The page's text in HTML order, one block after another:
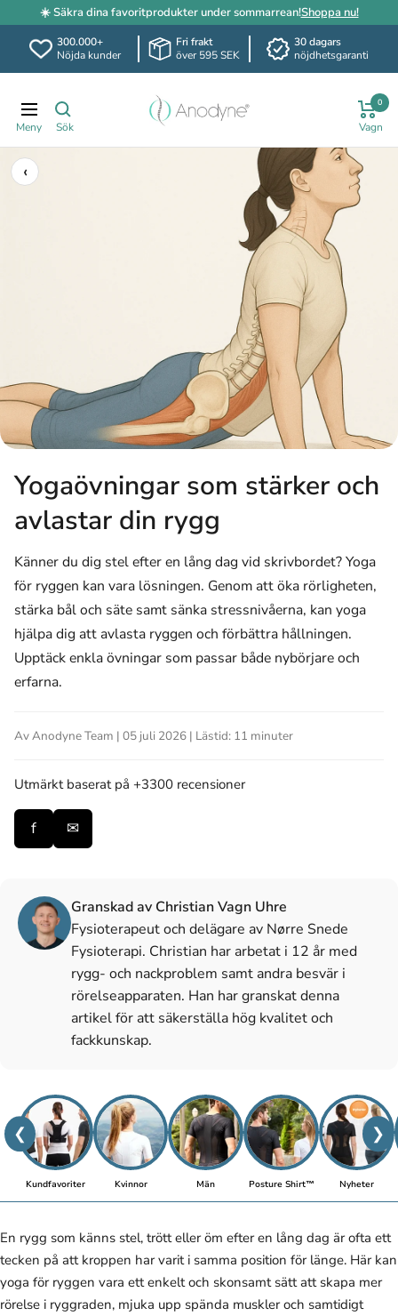
☀️ Säkra dina favoritprodukter under sommarrean!Shoppa nu!
300.000+
Nöjda kunder
Fri frakt
över 595 SEK
30 dagars
nöjdhetsgaranti
innehållet
Navigering
Anodyne.se 0
‹
Yogaövningar som stärker och
avlastar din rygg
Känner du dig stel efter en lång dag vid skrivbordet? Yoga
för ryggen kan vara lösningen. Genom att öka rörligheten,
stärka bål och säte samt sänka stressnivåerna, kan yoga
hjälpa dig att avlasta ryggen och förbättra hållningen.
Upptäck enkla övningar som passar både nybörjare och
erfarna.
Av Anodyne Team | 05 juli 2026 | Lästid: 11 minuter
Utmärkt baserat på +3300 recensioner
f ✉
Granskad av Christian Vagn Uhre
Fysioterapeut och delägare av Nørre Snede
Fysioterapi. Christian har arbetat i 12 år med
rygg- och nackproblem samt andra besvär i
rörelseapparaten. Han har granskat denna
artikel för att säkerställa hög kvalitet och
fackkunskap.
❮ ❯
Kundfavoriter Kvinnor Män Posture Shirt™ Nyheter
En rygg som känns stel, trött eller öm efter en lång dag är ofta ett
tecken på att kroppen har varit i samma position för länge. Här kan
yoga för ryggen vara ett enkelt och skonsamt sätt att skapa mer
rörelse i ryggraden, mjuka upp spända muskler och samtidigt